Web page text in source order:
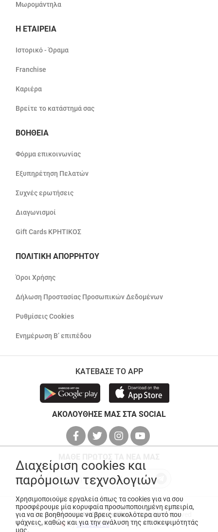
Μωρομάντηλα
Η ΕΤΑΙΡΕΙΑ
Ιστορικό - Όραμα
Franchise
Καριέρα
Βρείτε το κατάστημά σας
ΒΟΗΘΕΙΑ
Φόρμα επικοινωνίας
Εξυπηρέτηση Πελατών
Συχνές ερωτήσεις
Διαγωνισμοί
Gift Cards ΚΡΗΤΙΚΟΣ
ΠΟΛΙΤΙΚΗ ΑΠΟΡΡΗΤΟΥ
Όροι Χρήσης
Δήλωση Προστασίας Προσωπικών Δεδομένων
Ρυθμίσεις Cookies
Ενημέρωση Β’ επιπέδου
ΚΑΤΕΒΑΣΕ ΤΟ APP
ΑΚΟΛΟΥΘΗΣΕ ΜΑΣ ΣΤΑ SOCIAL
© Copyright 2026ANEDIK Kritikos. All Rights Reserved
Made with
byDesquared
Διαχείριση cookies και
παρόμοιων τεχνολογιών
Χρησιμοποιούμε εργαλεία όπως τα cookies για να σου
προσφέρουμε μία κορυφαία προσωποποιημένη εμπειρία,
για να σε βοηθήσουμε να βρεις ευκολότερα αυτό που
ψάχνεις, καθώς και για την ανάλυση της επισκεψιμότητάς
μας.